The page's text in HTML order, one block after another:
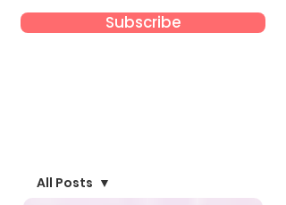
Subscribe
All Posts